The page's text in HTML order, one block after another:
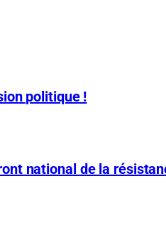
politique !
national de la